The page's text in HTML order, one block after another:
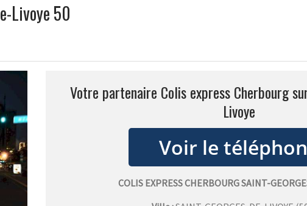
Livoye 50
Votre partenaire Colis express Cherbourg
Livoye
COLIS EXPRESS CHERBOURG SAINT-